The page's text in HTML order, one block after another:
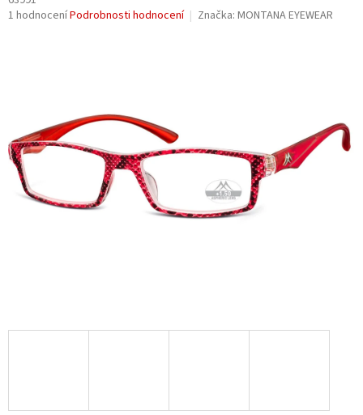
Průměrné
hvězdiček.
1 hodnoceníPodrobnosti hodnocení Značka: MONTANA EYEWEAR